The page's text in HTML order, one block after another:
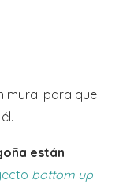
mural para que
están
bottom up